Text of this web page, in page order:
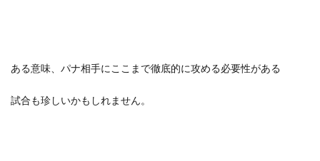
ある意味、パナ相手にここまで徹底的に攻める必要性がある
試合も珍しいかもしれません。